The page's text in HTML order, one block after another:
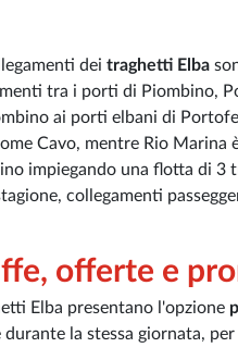
dei traghetti Elba
tra i porti di Piombino,
ai porti elbani di
Cavo, mentre Rio Marina
impiegando una flotta di 3
collegamenti
offerte e
Elba presentano l'opzione
la stessa giornata,